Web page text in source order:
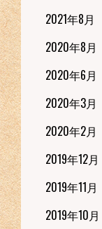
2021年8月
2020年8月
2020年6月
2020年3月
2020年2月
2019年12月
2019年11月
2019年10月